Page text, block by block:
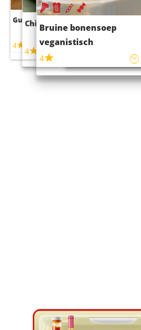
Guacamole
4
Chili con carne
4 45m
Bruine bonensoep
veganistisch
4
Sushi rijstsalade
maaltijdsalade
4